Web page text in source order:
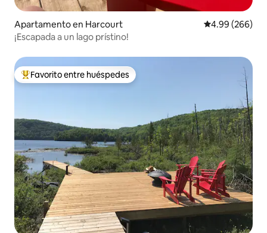
Apartamento en Harcourt Calificación
4.99 (266)
¡Escapada a un lago prístino!
Favorito entre huéspedes preferido
Favorito entre huéspedes